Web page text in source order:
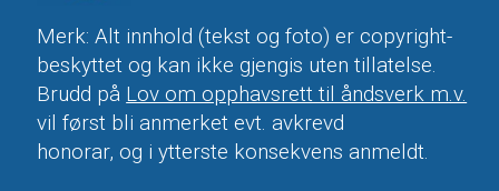
Merk: Alt innhold (tekst og foto) er copyright-
beskyttet og kan ikke gjengis uten tillatelse.
Brudd på Lov om opphavsrett til åndsverk m.v.
vil først bli anmerket evt. avkrevd
honorar, og i ytterste konsekvens anmeldt.